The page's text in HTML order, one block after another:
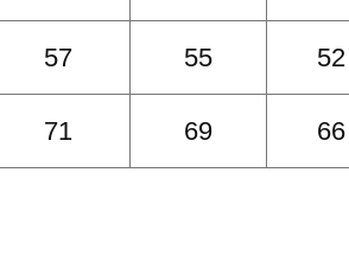
52
55
57
66
69
71